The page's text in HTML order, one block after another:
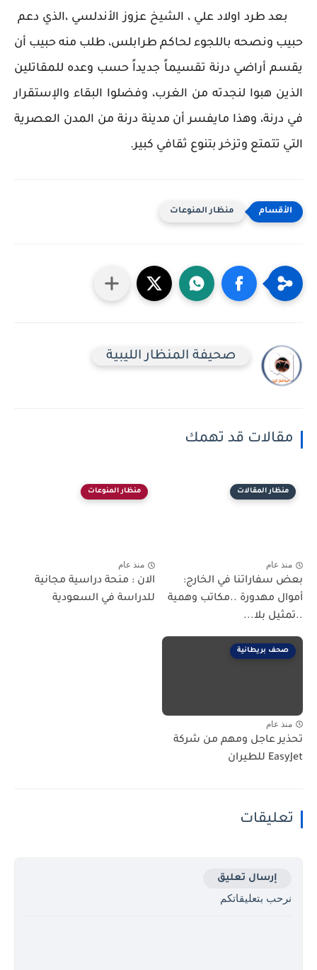
بعد طرد اولاد علي ، الشيخ عزوز الأندلسي ،الذي دعم
حبيب ونصحه باللجوء لحاكم طرابلس، طلب منه حبيب أن
يقسم أراضي درنة تقسيماً جديداً حسب وعده للمقاتلين
الذين هبوا لنجدته من الغرب، وفضلوا البقاء والإستقرار
في درنة، وهذا مايفسر أن مدينة درنة من المدن العصرية
التي تتمتع وتزخر بتنوع ثقافي كبير.
منظار المنوعات
صحيفة المنظار الليبية
مقالات قد تهمك
منظار المقالات
منذ عام
بعض سفاراتنا في الخارج:
أموال مهدورة ..مكاتب وهمية
..تمثيل بلا...
منظار المنوعات
منذ عام
الان : منحة دراسية مجانية
للدراسة في السعودية
صحف بريطانية
منذ عام
تحذير عاجل ومهم من شركة
EasyJet للطيران
تعليقات
إرسال تعليق
نرحب بتعليقاتكم